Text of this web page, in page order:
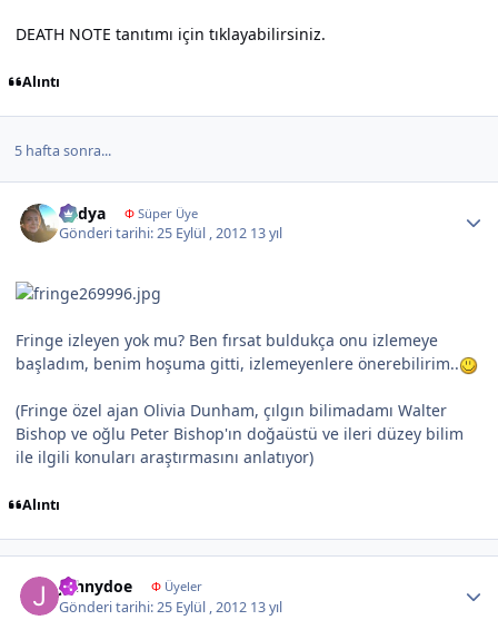
DEATH NOTE tanıtımı için tıklayabilirsiniz.
Alıntı
5 hafta sonra...
Radya ΦSüper Üye
Gönderi tarihi:25 Eylül , 2012 13 yıl
Fringe izleyen yok mu? Ben fırsat buldukça onu izlemeye
başladım, benim hoşuma gitti, izlemeyenlere önerebilirim..
(Fringe özel ajan Olivia Dunham, çılgın bilimadamı Walter
Bishop ve oğlu Peter Bishop'ın doğaüstü ve ileri düzey bilim
ile ilgili konuları araştırmasını anlatıyor)
Alıntı
Johnydoe ΦÜyeler
Gönderi tarihi:25 Eylül , 2012 13 yıl